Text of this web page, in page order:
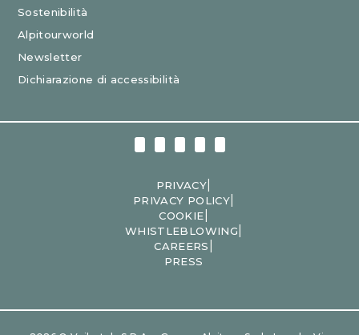
Sostenibilità
Alpitourworld
Newsletter
Dichiarazione di accessibilità
PRIVACY
PRIVACY POLICY|
COOKIE
WHISTLEBLOWING
CAREERS
PRESS